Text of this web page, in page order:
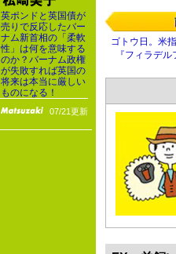
ゴトウ日。米
『フィラデ
英ポンドと英国債が
売りで反応したバー
ナム新首相の「柔軟
性」は何を意味する
のか？バーナム政権
が失敗すれば英国の
将来は本当に厳しい
ものになる！
07/21更新